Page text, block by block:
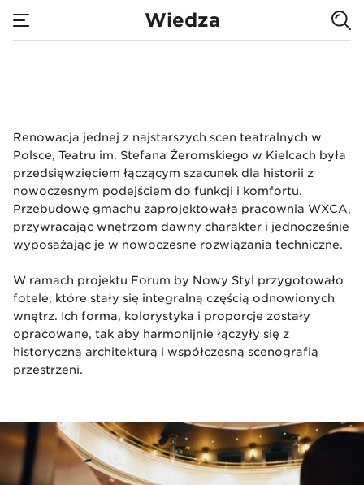
Wiedza
Teatru im.
Kielcach
Renowacja jednej z najstarszych scen teatralnych w
Polsce, Teatru im. Stefana Żeromskiego w Kielcach była
przedsięwzięciem łączącym szacunek dla historii z
nowoczesnym podejściem do funkcji i komfortu.
Przebudowę gmachu zaprojektowała pracownia WXCA,
przywracając wnętrzom dawny charakter i jednocześnie
wyposażając je w nowoczesne rozwiązania techniczne.
W ramach projektu Forum by Nowy Styl przygotowało
fotele, które stały się integralną częścią odnowionych
wnętrz. Ich forma, kolorystyka i proporcje zostały
opracowane, tak aby harmonijnie łączyły się z
historyczną architekturą i współczesną scenografią
przestrzeni.